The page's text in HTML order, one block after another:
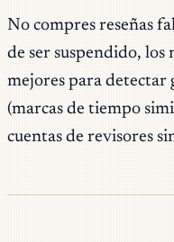
No compres reseñas
de ser suspendido, los
mejores para detectar
(marcas de tiempo
cuentas de revisores